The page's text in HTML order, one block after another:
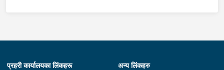
प्रहरी कार्यालयका लिंकहरू अन्य लिंकहरु